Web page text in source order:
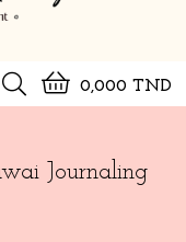
0,000 TND
Journaling